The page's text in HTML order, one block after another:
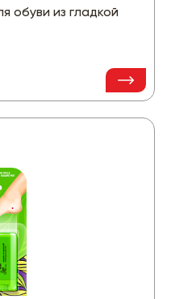
обуви из гладкой